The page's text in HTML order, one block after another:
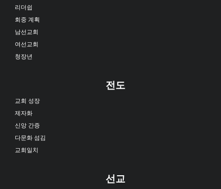
리더쉽
회중 계획
남선교회
여선교회
청장년
전도
교회 성장
제자화
신앙 간증
다문화 섬김
교회일치
선교